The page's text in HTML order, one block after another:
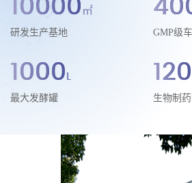
全球的 IVD、培养基、细胞治疗、类
发展。
10000 ㎡
研发生产基地 GMP级
1000
最大发酵罐
120
生物制